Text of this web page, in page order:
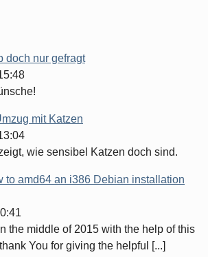
doch nur gefragt
mit Katzen
wie sensibel Katzen doch sind.
to amd64 an i386 Debian installation
the middle of 2015 with the help of this
You for giving the helpful [...]